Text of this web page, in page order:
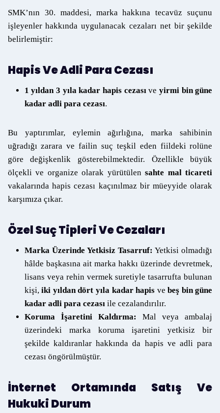
SMK’nın 30. maddesi, marka hakkına tecavüz suçunu
işleyenler hakkında uygulanacak cezaları net bir şekilde
belirlemiştir:
Hapis Ve Adli Para Cezası
1 yıldan 3 yıla kadar hapis cezasıveyirmi bin güne
kadar adli para cezası.
Bu yaptırımlar, eylemin ağırlığına, marka sahibinin
uğradığı zarara ve failin suç teşkil eden fiildeki rolüne
göre değişkenlik gösterebilmektedir. Özellikle büyük
ölçekli ve organize olarak yürütülensahte mal ticareti
vakalarında hapis cezası kaçınılmaz bir müeyyide olarak
karşımıza çıkar.
Özel Suç Tipleri Ve Cezaları
Marka Üzerinde Yetkisiz Tasarruf: Yetkisi olmadığı
hâlde başkasına ait marka hakkı üzerinde devretmek,
lisans veya rehin vermek suretiyle tasarrufta bulunan
kişi,iki yıldan dört yıla kadar hapis vebeş bin güne
kadar adli para cezasıile cezalandırılır.
Koruma İşaretini Kaldırma: Mal veya ambalaj
üzerindeki marka koruma işaretini yetkisiz bir
şekilde kaldıranlar hakkında da hapis ve adli para
cezası öngörülmüştür.
İnternet Ortamında Satış Ve
Hukuki Durum